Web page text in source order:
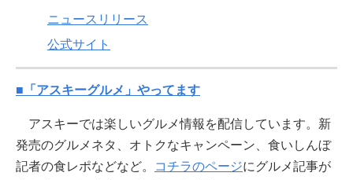
ニュースリリース
公式サイト
■「アスキーグルメ」やってます
アスキーでは楽しいグルメ情報を配信しています。新
発売のグルメネタ、オトクなキャンペーン、食いしんぼ
記者の食レポなどなど。
コチラのページにグルメ記事が